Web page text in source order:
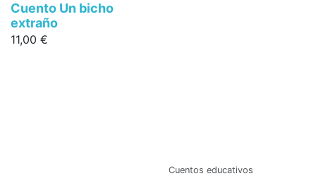
Cuento Un bicho
extraño
11,00 €
Cuentos educativos